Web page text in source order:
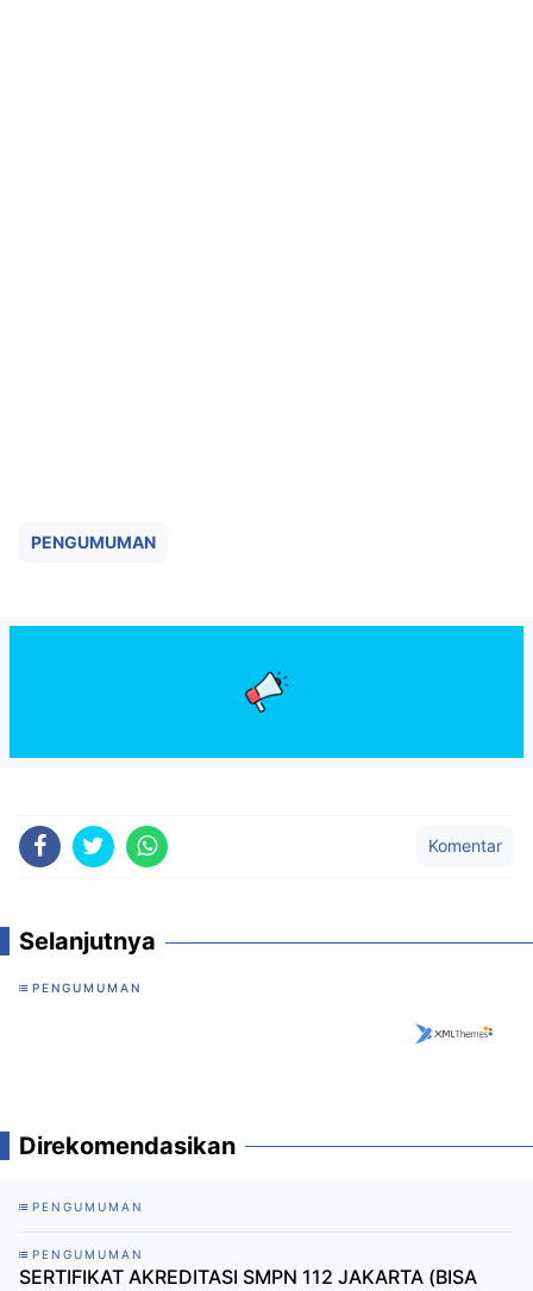
PENGUMUMAN
Komentar
Selanjutnya
PENGUMUMAN
Direkomendasikan
PENGUMUMAN
PENGUMUMAN
SERTIFIKAT AKREDITASI SMPN 112 JAKARTA (BISA